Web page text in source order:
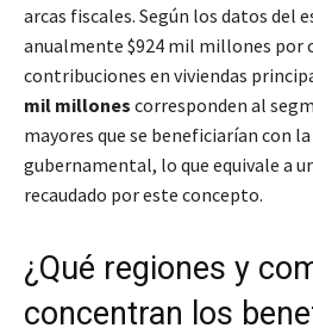
arcas fiscales. Según los datos del
anualmente $924 mil millones por
contribuciones en viviendas
mil millones corresponden al
mayores que se beneficiarían con
gubernamental, lo que equivale a
recaudado por este concepto.
¿Qué regiones y
concentran los